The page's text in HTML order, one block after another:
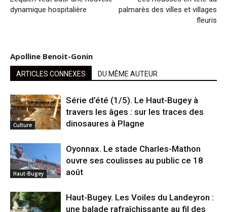
dynamique hospitalière
palmarès des villes et villages
fleuris
Apolline Benoit-Gonin
ARTICLES CONNEXES DU MÊME AUTEUR
Culture
Série d’été (1/5). Le Haut-Bugey à
travers les âges : sur les traces des
dinosaures à Plagne
Haut-Bugey
Oyonnax. Le stade Charles-Mathon
ouvre ses coulisses au public ce 18
août
Haut-Bugey. Les Voiles du Landeyron :
une balade rafraîchissante au fil des